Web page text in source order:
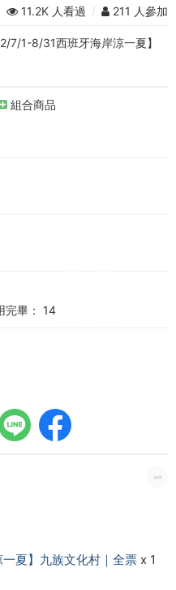
11.2K 人看過 / 211 人參加
7/1-8/31西班牙海岸涼一夏】
組合商品
完畢： 14
夏】九族文化村｜全票 x 1